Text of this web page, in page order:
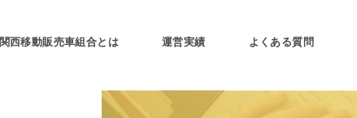
関西移動販売車組合とは 運営実績 よくある質問